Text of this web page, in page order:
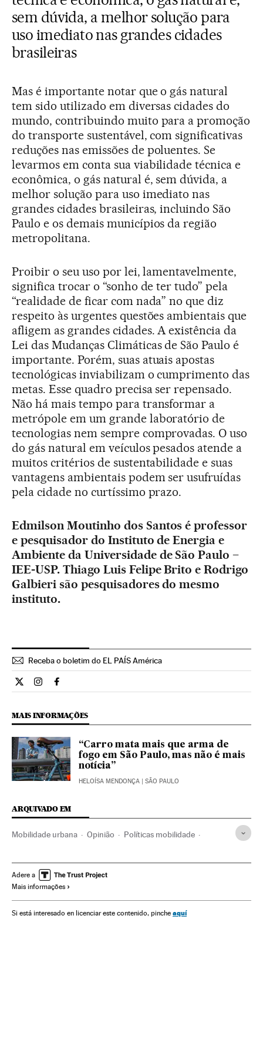
sem dúvida, a melhor solução para
uso imediato nas grandes cidades
brasileiras
Mas é importante notar que o gás natural
tem sido utilizado em diversas cidades do
mundo, contribuindo muito para a promoção
do transporte sustentável, com significativas
reduções nas emissões de poluentes. Se
levarmos em conta sua viabilidade técnica e
econômica, o gás natural é, sem dúvida, a
melhor solução para uso imediato nas
grandes cidades brasileiras, incluindo São
Paulo e os demais municípios da região
metropolitana.
Proibir o seu uso por lei, lamentavelmente,
significa trocar o “sonho de ter tudo” pela
“realidade de ficar com nada” no que diz
respeito às urgentes questões ambientais que
afligem as grandes cidades. A existência da
Lei das Mudanças Climáticas de São Paulo é
importante. Porém, suas atuais apostas
tecnológicas inviabilizam o cumprimento das
metas. Esse quadro precisa ser repensado.
Não há mais tempo para transformar a
metrópole em um grande laboratório de
tecnologias nem sempre comprovadas. O uso
do gás natural em veículos pesados atende a
muitos critérios de sustentabilidade e suas
vantagens ambientais podem ser usufruídas
pela cidade no curtíssimo prazo.
Edmilson Moutinho dos Santos é professor
e pesquisador do Instituto de Energia e
Ambiente da Universidade de São Paulo –
IEE-USP. Thiago Luis Felipe Brito e Rodrigo
Galbieri são pesquisadores do mesmo
instituto.
Receba o boletim do EL PAÍS América
Opiniao El País Brasil en Twitter
Opiniao El País Brasil en Instagram
Opiniao El País Brasil en Facebook
MAIS INFORMAÇÕES
“Carro mata mais que arma de
fogo em São Paulo, mas não é mais
notícia”
HELOÍSA MENDONÇA | SÃO PAULO
ARQUIVADO EM
Mobilidade urbana Opinião Políticas mobilidade
Estado São Paulo Brasil
América Latina
Etanol combustível Biocombustíveis
Adere a
Mais informações
Si está interesado en licenciar este contenido, pinche aquí